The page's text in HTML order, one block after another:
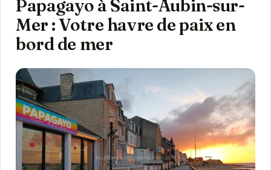
Papagayo à Saint-Aubin-sur-
Mer : Votre havre de paix en
bord de mer